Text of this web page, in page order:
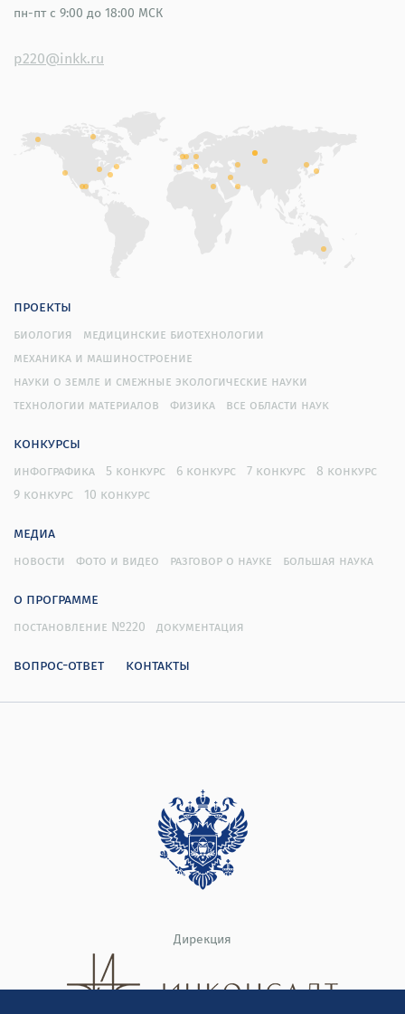
пн-пт с 9:00 до 18:00 МСК
p220@inkk.ru
проекты
биология
медицинские биотехнологии
механика и машиностроение
науки о земле и смежные экологические науки
технологии материалов
физика все области наук
конкурсы
инфографика 5 конкурс 6 конкурс 7 конкурс
8 конкурс
9 конкурс
10 конкурс
медиа
новости фото и видео разговор о науке большая наука
о программе
постановление №220 документация
вопрос-ответ контакты
Дирекция